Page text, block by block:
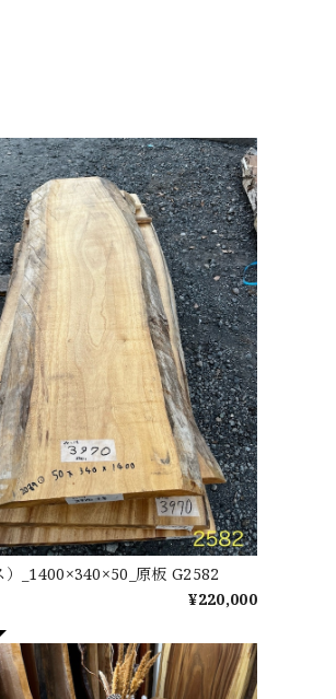
）_1400×340×50_原板 G2582
¥220,000